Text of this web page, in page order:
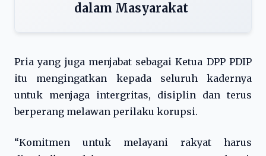
dalam Masyarakat
Pria yang juga menjabat sebagai Ketua DPP PDIP
itu mengingatkan kepada seluruh kadernya
untuk menjaga intergritas, disiplin dan terus
berperang melawan perilaku korupsi.
“Komitmen untuk melayani rakyat harus